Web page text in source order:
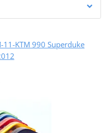
11-KTM 990 Superduke